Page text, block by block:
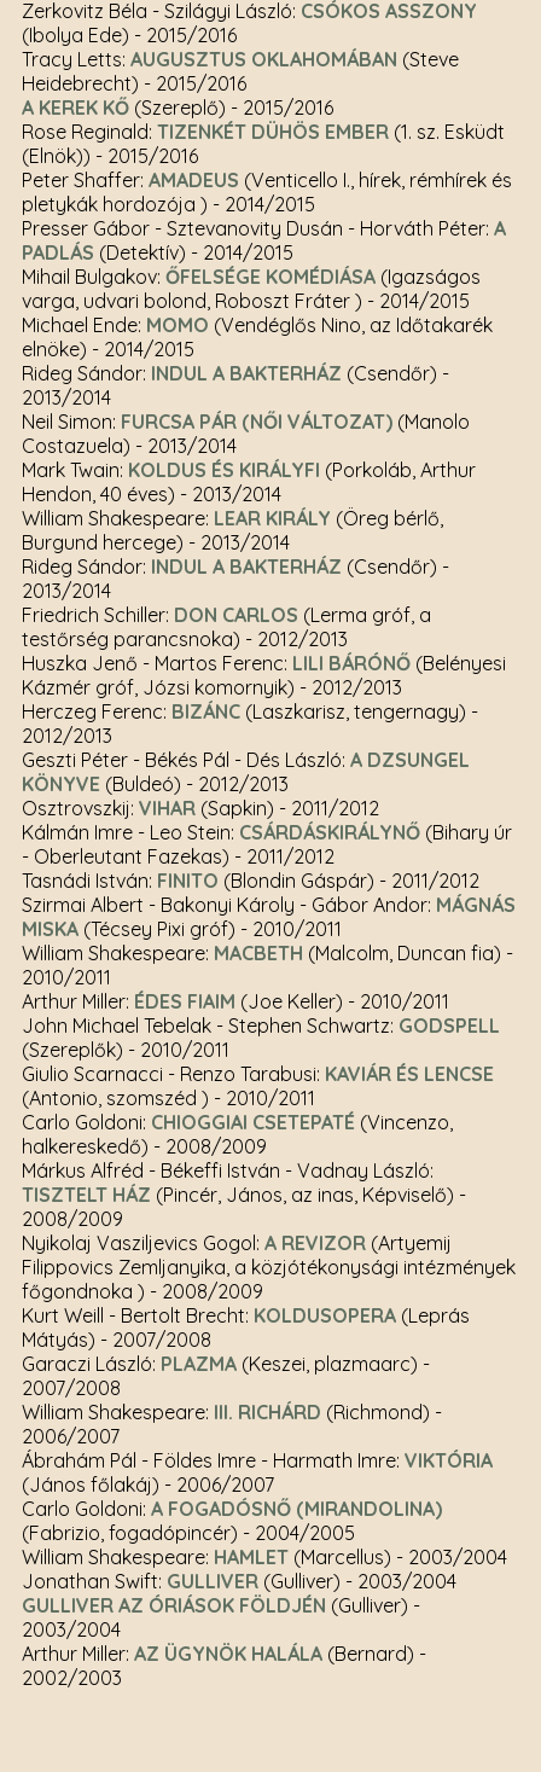
Zerkovitz Béla - Szilágyi László: CSÓKOS ASSZONY
(Ibolya Ede) - 2015/2016
Tracy Letts: AUGUSZTUS OKLAHOMÁBAN (Steve
Heidebrecht) - 2015/2016
A KEREK KŐ (Szereplő) - 2015/2016
Rose Reginald: TIZENKÉT DÜHÖS EMBER(1. sz. Esküdt
(Elnök)) - 2015/2016
Peter Shaffer: AMADEUS (Venticello I., hírek, rémhírek és
pletykák hordozója ) - 2014/2015
Presser Gábor - Sztevanovity Dusán - Horváth Péter: A
PADLÁS (Detektív) - 2014/2015
Mihail Bulgakov: ŐFELSÉGE KOMÉDIÁSA(Igazságos
varga, udvari bolond, Roboszt Fráter ) - 2014/2015
Michael Ende: MOMO (Vendéglős Nino, az Időtakarék
elnöke) - 2014/2015
Rideg Sándor: INDUL A BAKTERHÁZ (Csendőr) -
2013/2014
Neil Simon: FURCSA PÁR (NŐI VÁLTOZAT)(Manolo
Costazuela) - 2013/2014
Mark Twain: KOLDUS ÉS KIRÁLYFI (Porkoláb, Arthur
Hendon, 40 éves) - 2013/2014
William Shakespeare: LEAR KIRÁLY (Öreg bérlő,
Burgund hercege) - 2013/2014
Rideg Sándor: INDUL A BAKTERHÁZ (Csendőr) -
2013/2014
Friedrich Schiller: DON CARLOS (Lerma gróf, a
testőrség parancsnoka) - 2012/2013
Huszka Jenő - Martos Ferenc: LILI BÁRÓNŐ(Belényesi
Kázmér gróf, Józsi komornyik) - 2012/2013
Herczeg Ferenc: BIZÁNC(Laszkarisz, tengernagy) -
2012/2013
Geszti Péter - Békés Pál - Dés László: A DZSUNGEL
KÖNYVE (Buldeó) - 2012/2013
Osztrovszkij: VIHAR(Sapkin) - 2011/2012
Kálmán Imre - Leo Stein: CSÁRDÁSKIRÁLYNŐ(Bihary úr
- Oberleutant Fazekas) - 2011/2012
Tasnádi István: FINITO (Blondin Gáspár) - 2011/2012
Szirmai Albert - Bakonyi Károly - Gábor Andor: MÁGNÁS
MISKA(Técsey Pixi gróf) - 2010/2011
William Shakespeare: MACBETH (Malcolm, Duncan fia) -
2010/2011
Arthur Miller: ÉDES FIAIM (Joe Keller) - 2010/2011
John Michael Tebelak - Stephen Schwartz: GODSPELL
(Szereplők) - 2010/2011
Giulio Scarnacci - Renzo Tarabusi: KAVIÁR ÉS LENCSE
(Antonio, szomszéd ) - 2010/2011
Carlo Goldoni: CHIOGGIAI CSETEPATÉ (Vincenzo,
halkereskedő) - 2008/2009
Márkus Alfréd - Békeffi István - Vadnay László:
TISZTELT HÁZ (Pincér, János, az inas, Képviselő) -
2008/2009
Nyikolaj Vasziljevics Gogol: A REVIZOR(Artyemij
Filippovics Zemljanyika, a közjótékonysági intézmények
főgondnoka ) - 2008/2009
Kurt Weill - Bertolt Brecht: KOLDUSOPERA(Leprás
Mátyás) - 2007/2008
Garaczi László: PLAZMA(Keszei, plazmaarc) -
2007/2008
William Shakespeare: III. RICHÁRD (Richmond) -
2006/2007
Ábrahám Pál - Földes Imre - Harmath Imre: VIKTÓRIA
(János főlakáj) - 2006/2007
Carlo Goldoni: A FOGADÓSNŐ (MIRANDOLINA)
(Fabrizio, fogadópincér) - 2004/2005
William Shakespeare: HAMLET(Marcellus) - 2003/2004
Jonathan Swift: GULLIVER(Gulliver) - 2003/2004
GULLIVER AZ ÓRIÁSOK FÖLDJÉN (Gulliver) -
2003/2004
Arthur Miller: AZ ÜGYNÖK HALÁLA(Bernard) -
2002/2003